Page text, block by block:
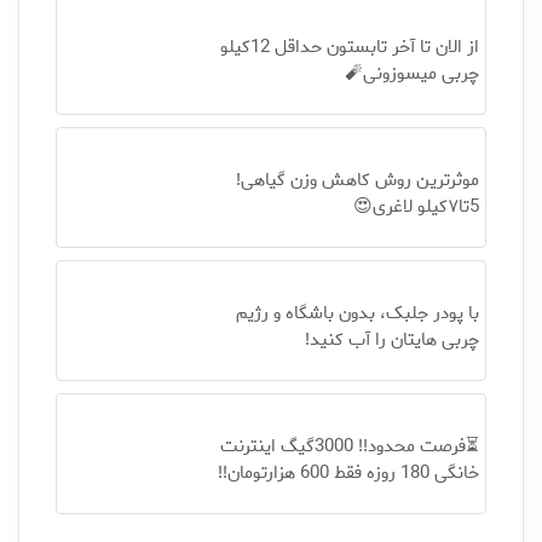
از الان تا آخر تابستون حداقل 12کیلو
چربی میسوزونی🧨
موثرترین روش کاهش وزن گیاهی!
5تا۷کیلو لاغری😍
با پودر جلبک، بدون باشگاه و رژیم
چربی هایتان را آب کنید!
⏳فرصت محدود!! 3000گیگ اینترنت
خانگی 180 روزه فقط 600 هزارتومان!!